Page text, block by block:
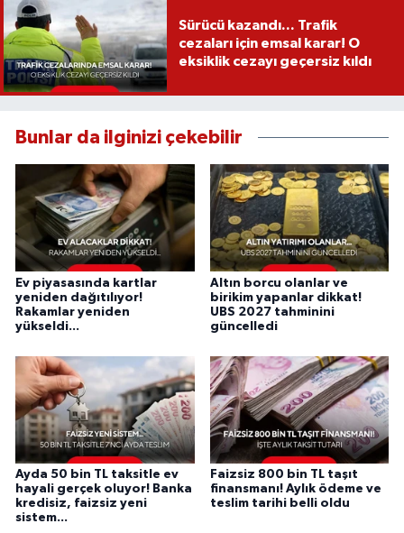
Sürücü kazandı... Trafik
cezaları için emsal karar! O
eksiklik cezayı geçersiz kıldı
Bunlar da ilginizi çekebilir
Ev piyasasında kartlar
yeniden dağıtılıyor!
Rakamlar yeniden
yükseldi...
Altın borcu olanlar ve
birikim yapanlar dikkat!
UBS 2027 tahminini
güncelledi
Ayda 50 bin TL taksitle ev
hayali gerçek oluyor! Banka
kredisiz, faizsiz yeni
sistem...
Faizsiz 800 bin TL taşıt
finansmanı! Aylık ödeme ve
teslim tarihi belli oldu